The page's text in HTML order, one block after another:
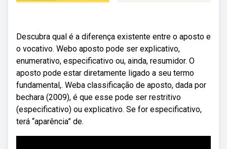
Descubra qual é a diferença existente entre o aposto e
o vocativo. Webo aposto pode ser explicativo,
enumerativo, especificativo ou, ainda, resumidor. O
aposto pode estar diretamente ligado a seu termo
fundamental,. Weba classificação de aposto, dada por
bechara (2009), é que esse pode ser restritivo
(especificativo) ou explicativo. Se for especificativo,
terá “aparência” de.